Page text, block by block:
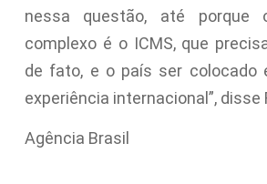
nessa questão, até porque
complexo é o ICMS, que
de fato, e o país ser colocado
experiência internacional”, disse
Agência Brasil